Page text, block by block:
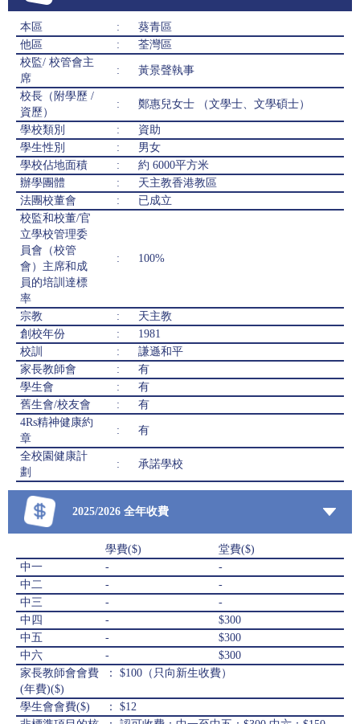
本區 :
葵青區
他區
:
荃灣區
校監/ 校管會主
席
: 黃景聲執事
校長（附學歷 /
資歷）
: 鄭惠兒女士 （文學士、文學碩士）
學校類別 :
資助
學生性別
:
男女
學校佔地面積
:
約 6000平方米
辦學團體
:
天主教香港教區
法團校董會
:
已成立
校監和校董/官
立學校管理委
員會（校管
會）主席和成
員的培訓達標
率
: 100%
宗教 :
天主教
創校年份
:
1981
校訓
:
謙遜和平
家長教師會
:
有
學生會
:
有
舊生會/校友會
:
有
4Rs精神健康約
章
: 有
全校園健康計
劃
: 承諾學校
2025/2026 全年收費
學費($)
堂費($)
中一
-
-
中二
-
-
中三
-
-
中四
-
$300
中五
-
$300
中六
-
$300
家長教師會會費
(年費)($)
： $100（只向新生收費）
學生會會費($)
： $12